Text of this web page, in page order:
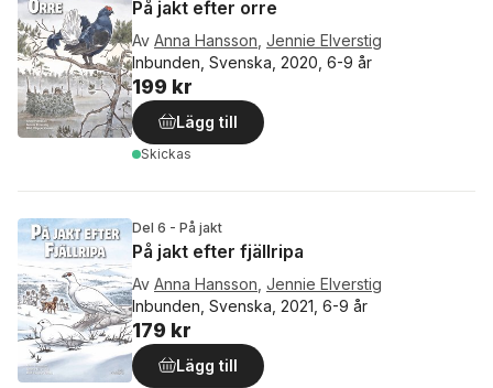
På jakt efter orre
Av Anna Hansson Jennie Elverstig
Inbunden, Svenska, 2020, 6-9 år
199 kr
Lägg till
Skickas
Del 6 - På jakt
På jakt efter fjällripa
Av Anna Hansson Jennie Elverstig
Inbunden, Svenska, 2021, 6-9 år
179 kr
Lägg till